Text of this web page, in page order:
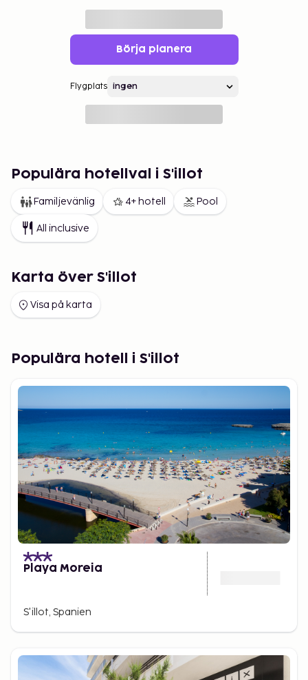
Börja planera
Flygplats
Populära hotellval i S'illot
Familjevänlig 4+ hotell Pool
All inclusive
Karta över S'illot
Visa på karta
Populära hotell i S'illot
Playa Moreia
S'illot, Spanien